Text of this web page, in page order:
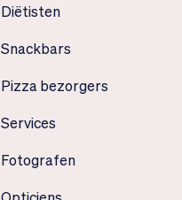
Diëtisten
Snackbars
Pizza bezorgers
Services
Fotografen